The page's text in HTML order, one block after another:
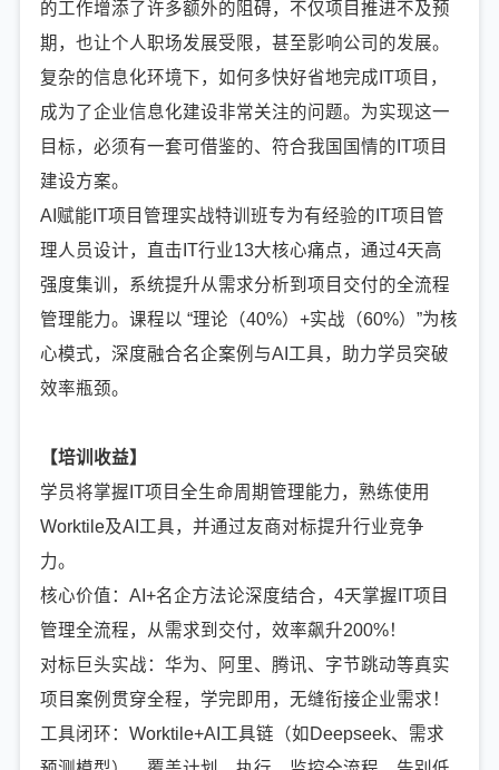
的工作增添了许多额外的阻碍，不仅项目推进不及预
期，也让个人职场发展受限，甚至影响公司的发展。
复杂的信息化环境下，如何多快好省地完成IT项目，
成为了企业信息化建设非常关注的问题。为实现这一
目标，必须有一套可借鉴的、符合我国国情的IT项目
建设方案。
AI赋能IT项目管理实战特训班专为有经验的IT项目管
理人员设计，直击IT行业13大核心痛点，通过4天高
强度集训，系统提升从需求分析到项目交付的全流程
管理能力。课程以 “理论（40%）+实战（60%）”为核
心模式，深度融合名企案例与AI工具，助力学员突破
效率瓶颈。
【培训收益】
学员将掌握IT项目全生命周期管理能力，熟练使用
Worktile及AI工具，并通过友商对标提升行业竞争
力。
核心价值：AI+名企方法论深度结合，4天掌握IT项目
管理全流程，从需求到交付，效率飙升200%！
对标巨头实战：华为、阿里、腾讯、字节跳动等真实
项目案例贯穿全程，学完即用，无缝衔接企业需求！
工具闭环：Worktile+AI工具链（如Deepseek、需求